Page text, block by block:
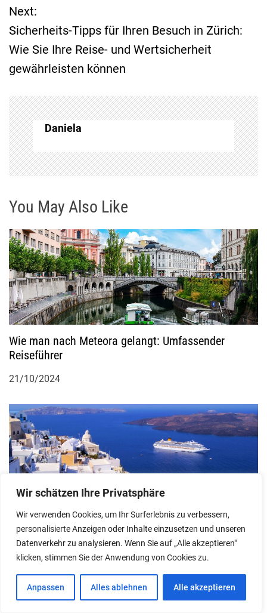
Wir schätzen Ihre Privatsphäre
Wir verwenden Cookies, um Ihr Surferlebnis zu verbessern,
personalisierte Anzeigen oder Inhalte einzusetzen und unseren
Datenverkehr zu analysieren. Wenn Sie auf „Alle akzeptieren"
klicken, stimmen Sie der Anwendung von Cookies zu.
Anpassen Alles ablehnen Alle akzeptieren
i
t
r
a
g
s
a
v
i
g
a
t
i
o
n
Next:
Sicherheits-Tipps für Ihren Besuch in Zürich:
Wie Sie Ihre Reise- und Wertsicherheit
gewährleisten können
Daniela
You May Also Like
Wie man nach Meteora gelangt: Umfassender
Reiseführer
21/10/2024
Schwimmend durch Santorin: Transportleitfaden
und beste Reiseoptionen
17/07/2024